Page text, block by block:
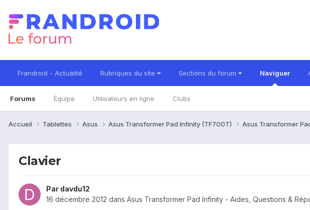
Frandroid - Actualité Rubriques du site Sections du forum Naviguer
Forums Équipe Utilisateurs en ligne Clubs
Accueil Tablettes Asus Asus Transformer Pad Infinity (TF700T) Asus Transformer
Clavier
Par davdu12
16 décembre 2012 dans Asus Transformer Pad Infinity - Aides, Questions &